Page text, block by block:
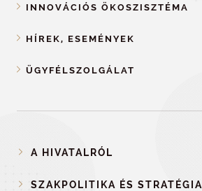
INNOVÁCIÓS ÖKOSZISZTÉMA
HÍREK, ESEMÉNYEK
ÜGYFÉLSZOLGÁLAT
A HIVATALRÓL
SZAKPOLITIKA ÉS STRATÉGIA